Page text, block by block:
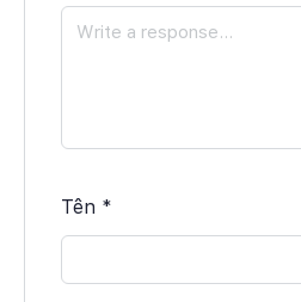
Tên *